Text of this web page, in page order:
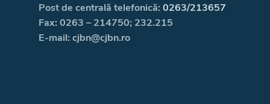
Post de centrală telefonică: 0263/213657
Fax: 0263 – 214750; 232.215
E-mail: cjbn@cjbn.ro